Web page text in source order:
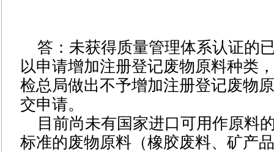
答：未获得质量管理体系认证的
以申请增加注册登记废物原料种类
检总局做出不予增加注册登记废物
交申请。
目前尚未有国家进口可用作原料
标准的废物原料（橡胶废料、矿产